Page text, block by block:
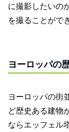
に撮影したいの
を撮ることがで
ヨーロッパの
ヨーロッパの街
ど歴史ある建物
ならエッフェル